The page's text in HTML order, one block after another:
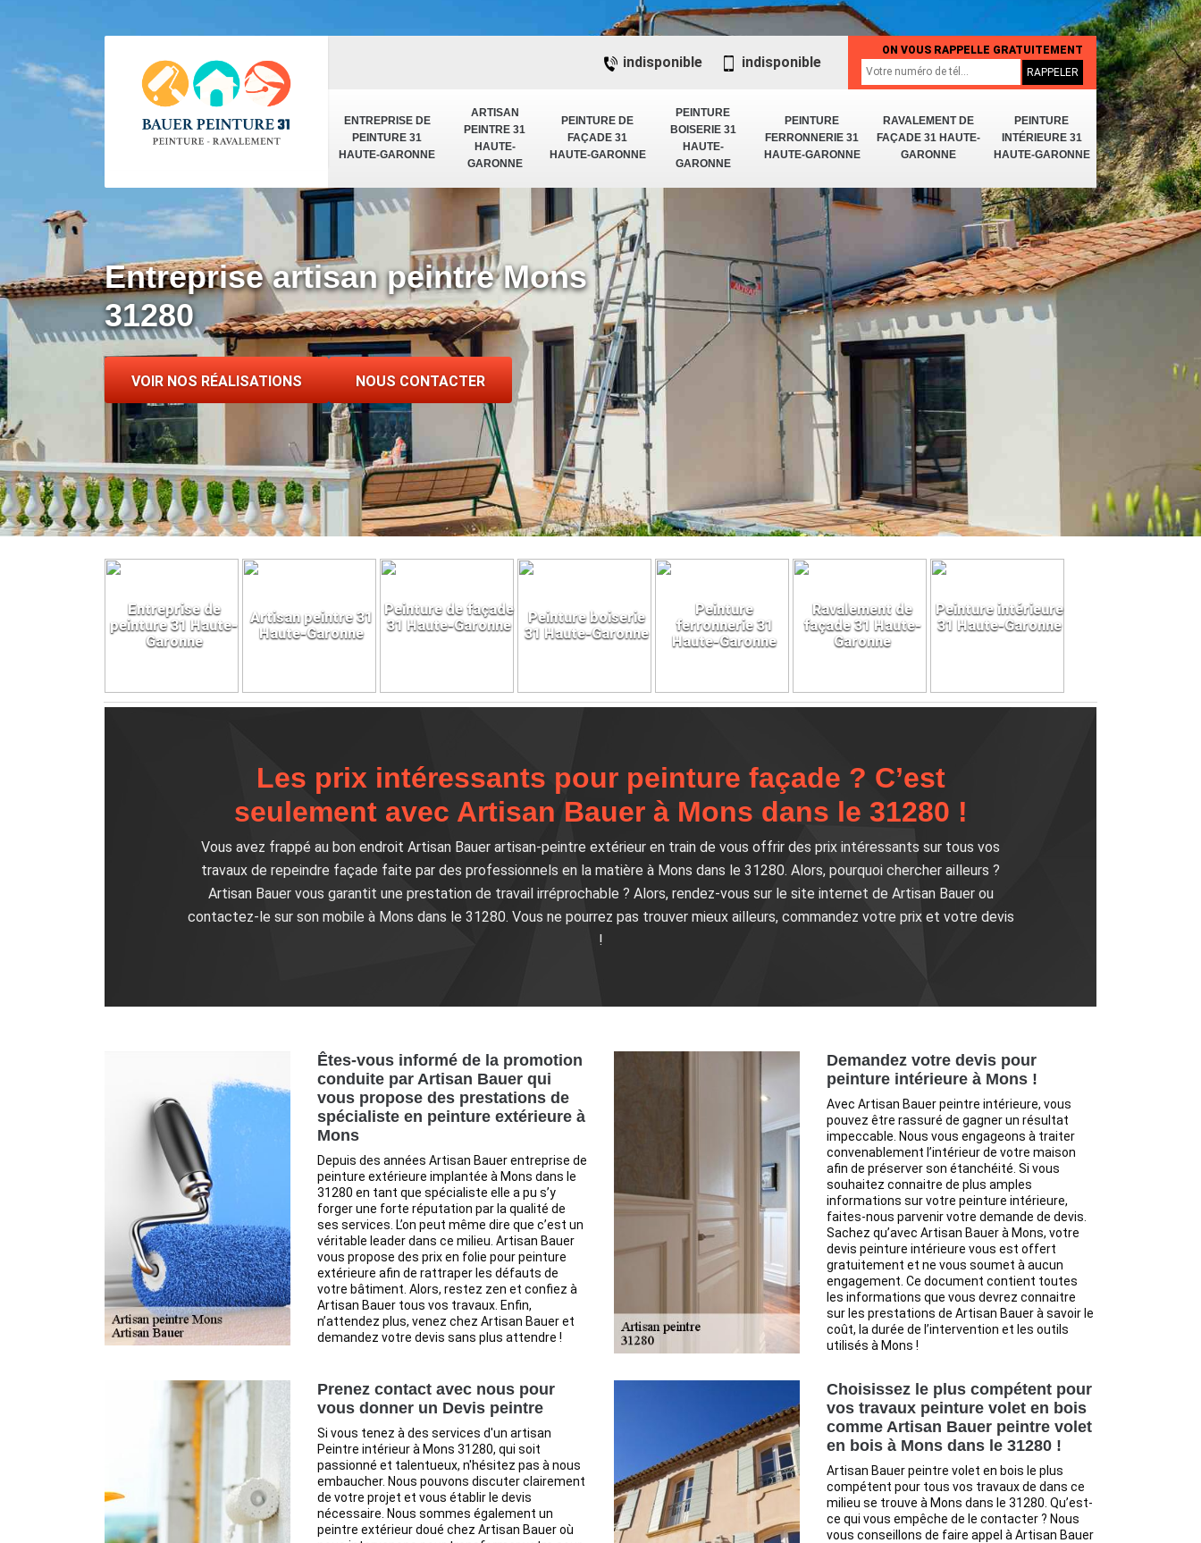
ENTREPRISE DE
PEINTURE 31
HAUTE-GARONNE
ARTISAN
PEINTRE 31
HAUTE-
GARONNE
PEINTURE DE
FAÇADE 31
HAUTE-GARONNE
PEINTURE
BOISERIE 31
HAUTE-
GARONNE
PEINTURE
FERRONNERIE 31
HAUTE-GARONNE
RAVALEMENT DE
FAÇADE 31 HAUTE-
GARONNE
PEINTURE
INTÉRIEURE 31
HAUTE-GARONNE
indisponible indisponible
ON VOUS RAPPELLE GRATUITEMENT
Entreprise artisan peintre Mons
31280
VOIR NOS RÉALISATIONS NOUS CONTACTER
Entreprise de
peinture 31 Haute-
Garonne
Artisan peintre 31
Haute-Garonne
Peinture de façade
31 Haute-Garonne
Peinture boiserie
31 Haute-Garonne
Peinture
ferronnerie 31
Haute-Garonne
Ravalement de
façade 31 Haute-
Garonne
Peinture intérieure
31 Haute-Garonne
Les prix intéressants pour peinture façade ? C’est
seulement avec Artisan Bauer à Mons dans le 31280 !
Vous avez frappé au bon endroit Artisan Bauer artisan-peintre extérieur en train de vous offrir des prix intéressants sur tous vos
travaux de repeindre façade faite par des professionnels en la matière à Mons dans le 31280. Alors, pourquoi chercher ailleurs ?
Artisan Bauer vous garantit une prestation de travail irréprochable ? Alors, rendez-vous sur le site internet de Artisan Bauer ou
contactez-le sur son mobile à Mons dans le 31280. Vous ne pourrez pas trouver mieux ailleurs, commandez votre prix et votre devis
!
Êtes-vous informé de la promotion
conduite par Artisan Bauer qui
vous propose des prestations de
spécialiste en peinture extérieure à
Mons
Depuis des années Artisan Bauer entreprise de
peinture extérieure implantée à Mons dans le
31280 en tant que spécialiste elle a pu s’y
forger une forte réputation par la qualité de
ses services. L’on peut même dire que c’est un
véritable leader dans ce milieu. Artisan Bauer
vous propose des prix en folie pour peinture
extérieure afin de rattraper les défauts de
votre bâtiment. Alors, restez zen et confiez à
Artisan Bauer tous vos travaux. Enfin,
n’attendez plus, venez chez Artisan Bauer et
demandez votre devis sans plus attendre !
Demandez votre devis pour
peinture intérieure à Mons !
Avec Artisan Bauer peintre intérieure, vous
pouvez être rassuré de gagner un résultat
impeccable. Nous vous engageons à traiter
convenablement l’intérieur de votre maison
afin de préserver son étanchéité. Si vous
souhaitez connaitre de plus amples
informations sur votre peinture intérieure,
faites-nous parvenir votre demande de devis.
Sachez qu’avec Artisan Bauer à Mons, votre
devis peinture intérieure vous est offert
gratuitement et ne vous soumet à aucun
engagement. Ce document contient toutes
les informations que vous devrez connaitre
sur les prestations de Artisan Bauer à savoir le
coût, la durée de l’intervention et les outils
utilisés à Mons !
Prenez contact avec nous pour
vous donner un Devis peintre
Si vous tenez à des services d'un artisan
Peintre intérieur à Mons 31280, qui soit
passionné et talentueux, n'hésitez pas à nous
embaucher. Nous pouvons discuter clairement
de votre projet et vous établir le devis
nécessaire. Nous sommes également un
peintre extérieur doué chez Artisan Bauer où
Choisissez le plus compétent pour
vos travaux peinture volet en bois
comme Artisan Bauer peintre volet
en bois à Mons dans le 31280 !
Artisan Bauer peintre volet en bois le plus
compétent pour tous vos travaux de dans ce
milieu se trouve à Mons dans le 31280. Qu’est-
ce qui vous empêche de le contacter ? Nous
vous conseillons de faire appel à Artisan Bauer